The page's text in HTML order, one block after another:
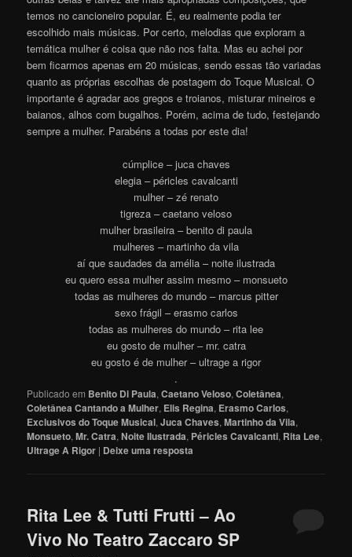
temos no cancioneiro popular. É, eu realmente podia ter
escolhido mais músicas. Por certo, melodias que exploram a
temática mulher é coisa que não nos falta. Mas eu achei por
bem ficarmos apenas em 20 músicas, sendo essas tão variadas
quanto as próprias escolhas de postagem do Toque Musical. O
importante é agradar aos gregos e troianos, misturar mineiros e
baianos, alhos com bugalhos. Porém, acima de tudo, festejando
sempre a mulher. Parabéns a todas por este dia!
cúmplice – juca chaves
elegia – péricles cavalcanti
mulher – zé renato
tigreza – caetano veloso
mulher brasileira – benito di paula
mulheres – martinho da vila
aí que saudades da amélia – noite ilustrada
eu quero essa mulher assim mesmo – monsueto
todas as mulheres do mundo – marcus pitter
sexo frágil – erasmo carlos
todas as mulheres do mundo – rita lee
eu gosto de mulher – mr. catra
eu gosto é de mulher – ultrage a rigor
.
Publicado em Benito Di Paula,Caetano Veloso,Coletânea,
Coletânea Cantando a Mulher, Elis Regina, Erasmo Carlos,
Exclusivos do Toque Musical,Juca Chaves,Martinho da Vila,
Monsueto,Mr. Catra,Noite Ilustrada, Péricles Cavalcanti, Rita Lee,
Ultrage A Rigor | Deixe uma resposta
Rita Lee & Tutti Frutti – Ao
Vivo No Teatro Zaccaro SP